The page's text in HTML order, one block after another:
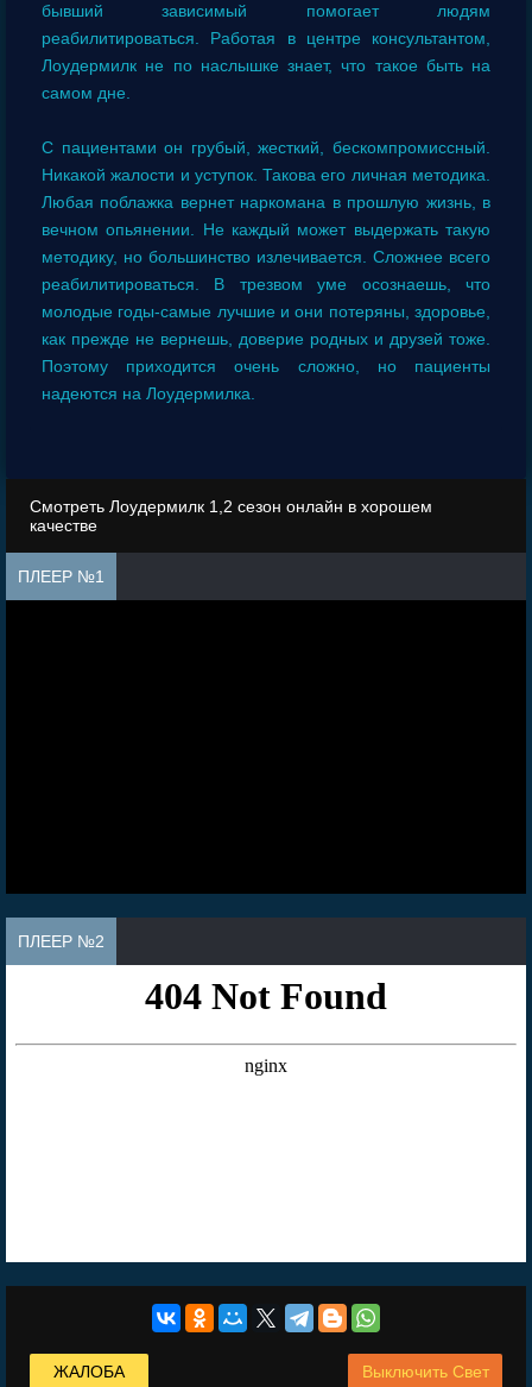
бывший зависимый помогает людям
реабилитироваться. Работая в центре консультантом,
Лоудермилк не по наслышке знает, что такое быть на
самом дне.
С пациентами он грубый, жесткий, бескомпромиссный.
Никакой жалости и уступок. Такова его личная методика.
Любая поблажка вернет наркомана в прошлую жизнь, в
вечном опьянении. Не каждый может выдержать такую
методику, но большинство излечивается. Сложнее всего
реабилитироваться. В трезвом уме осознаешь, что
молодые годы-самые лучшие и они потеряны, здоровье,
как прежде не вернешь, доверие родных и друзей тоже.
Поэтому приходится очень сложно, но пациенты
надеются на Лоудермилка.
Смотреть Лоудермилк 1,2 сезон онлайн в хорошем
качестве
ПЛЕЕР №1
ПЛЕЕР №2
Выключить Свет
ЖАЛОБА